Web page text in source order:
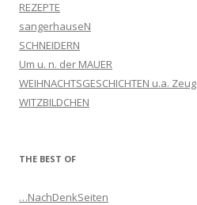
REZEPTE
sangerhauseN
SCHNEIDERN
Um u. n. der MAUER
WEIHNACHTSGESCHICHTEN u.a. Zeug
WITZBILDCHEN
THE BEST OF
…NachDenkSeiten